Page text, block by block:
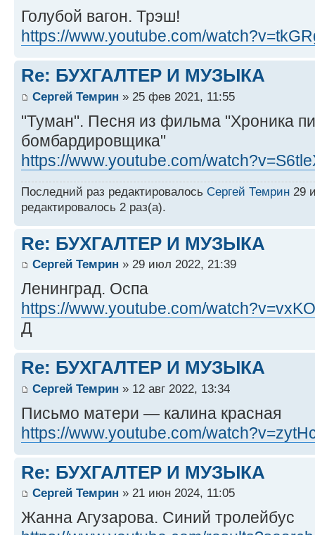
Голубой вагон. Трэш!
https://www.youtube.com/
Re: БУХГАЛТЕР И МУЗЫКА
Сергей Темрин » 25 фев 2021, 11:55
"Туман". Песня из фильма "Хроника
бомбардировщика"
https://www.youtube.com/
Последний раз редактировалось Сергей Темрин 29
редактировалось 2 раз(а).
Re: БУХГАЛТЕР И МУЗЫКА
Сергей Темрин » 29 июл 2022, 21:39
Ленинград. Оспа
https://www.youtube.com/
Д
Re: БУХГАЛТЕР И МУЗЫКА
Сергей Темрин » 12 авг 2022, 13:34
Письмо матери — калина красная
https://www.youtube.com/
Re: БУХГАЛТЕР И МУЗЫКА
Сергей Темрин » 21 июн 2024, 11:05
Жанна Агузарова. Синий тролейбус